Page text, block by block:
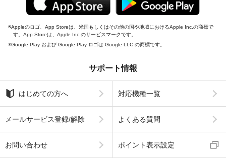
Appleのロゴ、App Storeは、米国もしくはその他の国や地域におけるApple Inc.の商標で
す。App Storeは、Apple Inc.のサービスマークです。
Google Play および Google Play ロゴは Google LLC の商標です。
サポート情報
はじめての方へ 対応機種一覧
メールサービス登録/解除 よくある質問
お問い合わせ ポイント表示設定